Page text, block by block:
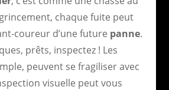
chaque fuite peut
coureur d’une future panne.
prêts, inspectez ! Les
peuvent se fragiliser avec
visuelle peut vous